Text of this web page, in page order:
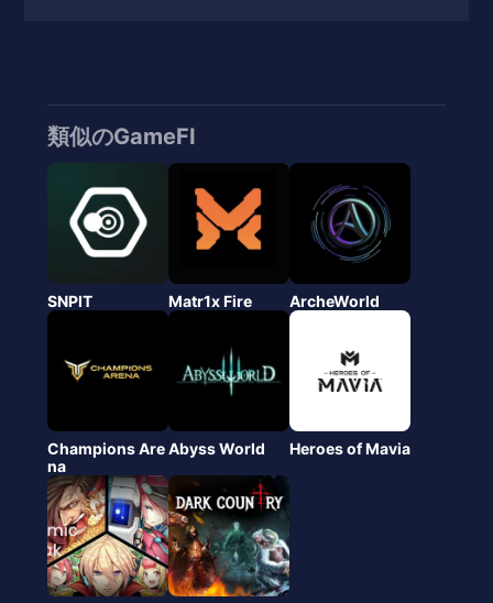
類似のGameFI
SNPIT Matr1x Fire ArcheWorld
Champions Are
na
Abyss World Heroes of Mavia